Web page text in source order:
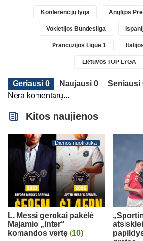
Konferencijų lyga Anglijos
Vokietijos Bundesliga
Prancūzijos Ligue 1
Lietuvos TOP LYGA
Geriausi 0 Naujausi 0
Seniausi
Nėra komentarų...
Kitos naujienos
Dienos nuotrauka
L. Messi gerokai pakėlė
Majamio „Inter“
komandos vertę (10)